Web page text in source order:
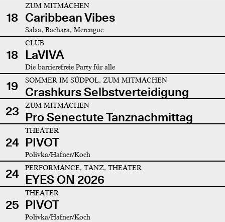
18
ZUM MITMACHEN
Caribbean Vibes
Salsa, Bachata, Merengue
18
CLUB
LaVIVA
Die barrierefreie Party für alle
19 SOMMER IM SÜDPOL, ZUM MITMACHEN
Crashkurs Selbstverteidigung
23
ZUM MITMACHEN
Pro Senectute Tanznachmittag
24
THEATER
PIVOT
Polivka/Hafner/Koch
24 PERFORMANCE, TANZ, THEATER
EYES ON 2026
25
THEATER
PIVOT
Polivka/Hafner/Koch